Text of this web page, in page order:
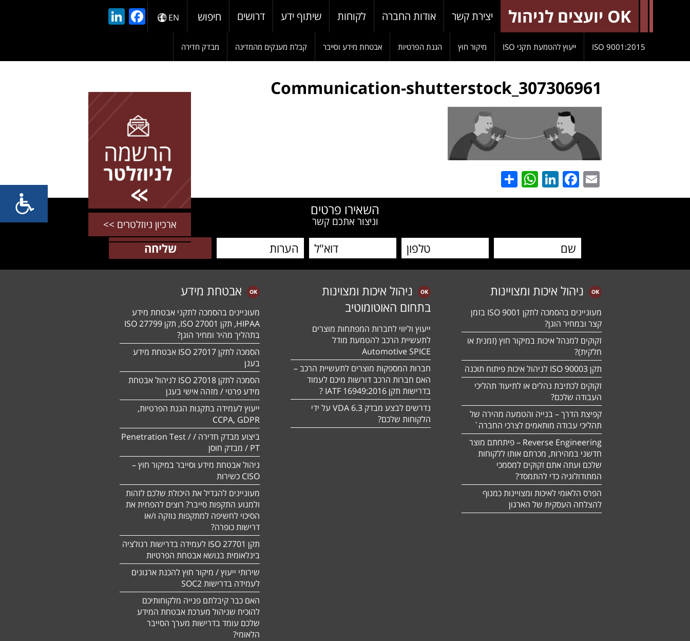
OK יועצים לניהול יצירת קשר אודות החברה לקוחות שיתוף ידע דרושים חיפוש EN
Facebook
9001:2015 ISO ייעוץ להטמעת תקני ISO מיקור חוץ הגנת הפרטיות אבטחת מידע וסייבר קבלת מענקים מהמדינה מבדק חדירה
Communication-shutterstock_307306961
Email
Facebook
LinkedIn
WhatsApp
ארכיון ניוזלטרים >>
השאירו פרטים
וניצור אתכם קשר
ניהול איכות ומצויינות
מעוניינים בהסמכה לתקן ISO 9001 בזמן
קצר ובמחיר הוגן?
זקוקים למנהל איכות במיקור חוץ (זמנית או
חלקית)?
תקן ISO 90003 לניהול איכות פיתוח תוכנה
זקוקים לכתיבת נהלים או לתיעוד תהליכי
העבודה שלכם?
קפיצת הדרך – בנייה והטמעה מהירה של
תהליכי עבודה מותאמים לצרכי החברה`
Reverse Engineering – פיתחתם מוצר
חדשני במהירות, מכרתם אותו ללקוחות
שלכם ועתה אתם זקוקים למסמכי
המתודולוגיה כדי להתמסד?
הפרס הלאומי לאיכות ומצויינות כמנוף
להצלחה העסקית של הארגון
ניהול איכות ומצוינות
בתחום האוטומוטיב
ייעוץ וליווי לחברות המפתחות מוצרים
לתעשיית הרכב להטמעת מודל
Automotive SPICE
חברות המספקות מוצרים לתעשיית הרכב –
האם חברות הרכב דורשות מיכם לעמוד
בדרישות תקן 16949:2016 IATF ?
נדרשים לבצע מבדק VDA 6.3 על ידי
הלקוחות שלכם?
אבטחת מידע
מעוניינים בהסמכה לתקני אבטחת מידע
בתהליך מהיר ומחיר הוגן?
הסמכה לתקן 27017 ISO אבטחת מידע
בענן
הסמכה לתקן ISO 27018 לניהול אבטחת
מידע פרטי / מזהה אישי בענן
ייעוץ לעמידה בתקנות הגנת הפרטיות,
CCPA, GDPR
ביצוע מבדק חדירה / Penetration Test /
PT / מבדק חוסן
ניהול אבטחת מידע וסייבר במיקור חוץ –
CISO כשירות
מעוניינים להגדיל את היכולת שלכם לזהות
ולמנוע התקפות סייבר? רוצים להפחית את
הסיכוי לחשיפה למתקפות נוזקה ו/או
דרישות כופרה?
תקן 27701 ISO לעמידה בדרישות רגולציה
בינלאומית בנושא אבטחת הפרטיות
שירותי ייעוץ / מיקור חוץ להכנת ארגונים
לעמידה בדרישות SOC2
האם כבר קיבלתם פנייה מלקוחותיכם
להוכיח שניהול מערכת אבטחת המידע
שלכם עומד בדרישות מערך הסייבר
הלאומי?